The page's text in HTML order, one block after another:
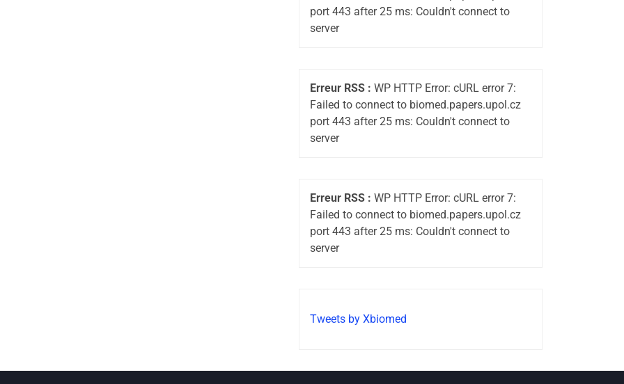
port 443 after 25 ms: Couldn't connect to
server
Erreur RSS : WP HTTP Error: cURL error 7:
Failed to connect to biomed.papers.upol.cz
port 443 after 25 ms: Couldn't connect to
server
Erreur RSS : WP HTTP Error: cURL error 7:
Failed to connect to biomed.papers.upol.cz
port 443 after 25 ms: Couldn't connect to
server
Tweets by Xbiomed